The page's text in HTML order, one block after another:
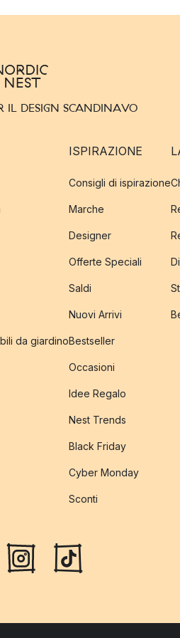
IL DESIGN SCANDINAVO
da giardino
ISPIRAZIONE
Consigli di ispirazione
Marche
Designer
Offerte Speciali
Saldi
Nuovi Arrivi
Bestseller
Occasioni
Idee Regalo
Nest Trends
Black Friday
Cyber Monday
Sconti